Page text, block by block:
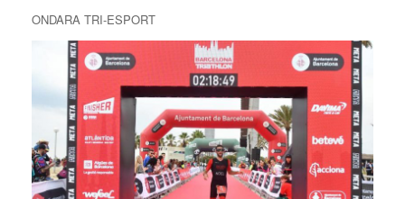
ONDARA TRI-ESPORT